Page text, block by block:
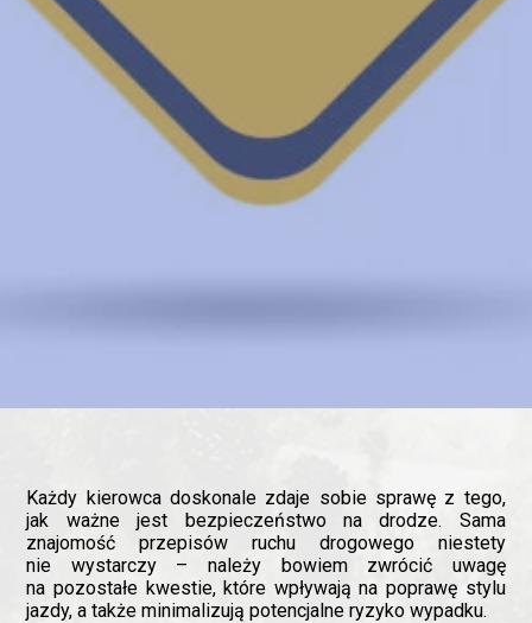
Każdy kierowca doskonale zdaje sobie sprawę z tego,
jak ważne jest bezpieczeństwo na drodze. Sama
znajomość przepisów ruchu drogowego niestety
nie wystarczy – należy bowiem zwrócić uwagę
na pozostałe kwestie, które wpływają na poprawę stylu
jazdy, a także minimalizują potencjalne ryzyko wypadku.